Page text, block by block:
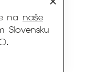
na naše
.